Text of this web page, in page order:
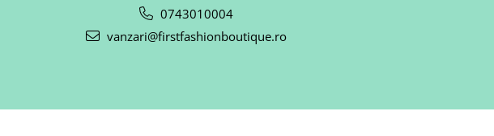
0743010004
vanzari@firstfashionboutique.ro